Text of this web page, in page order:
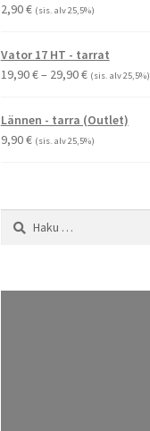
2,90€ (sis. alv 25,5%)
Vator 17 HT - tarrat
19,90€– 29,90€Hintaluokka:
-
(sis. alv 25,5%)
Lännen - tarra (Outlet)
9,90€ (sis. alv 25,5%)
Haku: